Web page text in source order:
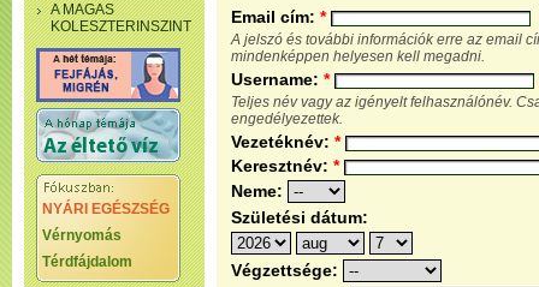
A MAGAS
KOLESZTERINSZINT
NYÁRI EGÉSZSÉG
Vérnyomás
Térdfájdalom
Email cím: *
A jelszó és további információk erre az email
mindenképpen helyesen kell megadni.
Username: *
Teljes név vagy az igényelt felhasználónév.
engedélyezettek.
Vezetéknév: *
Keresztnév: *
Neme:
Születési dátum:
Végzettsége: